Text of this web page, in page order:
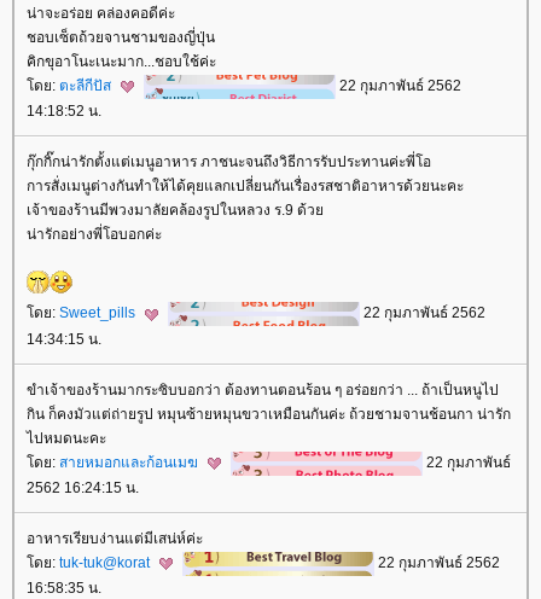
น่าจะอร่อย คล่องคอดีค่ะ
ชอบเซ็ตถ้วยจานชามของญี่ปุ่น
คิกขุอาโนะเนะมาก...ชอบใช้ค่ะ
ดย: ตะลีกีปัส
22 กุมภาพันธ์ 2562
14:18:52 น.
กุ๊กกิ๊กน่ารักตั้งแต่เมนูอาหาร ภาชนะจนถึงวิธีการรับประทานค่ะพี่โอ
การสั่งเมนูต่างกันทำให้ได้คุยแลกเปลี่ยนกันเรื่องรสชาติอาหารด้วยนะคะ
เจ้าของร้านมีพวงมาลัยคล้องรูปในหลวง ร.9 ด้ว
น่ารักอย่างพี่โอบอกค่ะ
ดย: Sweet_pills
22 กุมภาพันธ์ 2562
14:34:15 น.
ขำเจ้าของร้านมากระซิบบอกว่า ต้องทานตอนร้อน ๆ อร่อยกว่า ... ถ้าเป็นหนูไป
กิน ก็คงมัวแต่ถ่ายรูป หมุนซ้ายหมุนขวาเหมือนกันค่ะ ถ้วยชามจานช้อนกา น่ารัก
ไปหมดนะคะ
ดย: สายหมอกและก้อนเมฆ
22 กุมภาพันธ์
2562 16:24:15 น.
อาหารเรียบง่านแต่มีเสน่ห์ค่ะ
ดย: tuk-tuk@korat
22 กุมภาพันธ์ 2562
16:58:35 น.